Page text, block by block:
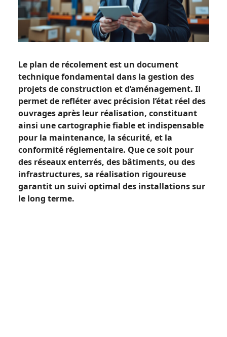
Le plan de récolement est un document
technique fondamental dans la gestion des
projets de construction et d’aménagement. Il
permet de refléter avec précision l’état réel des
ouvrages après leur réalisation, constituant
ainsi une cartographie fiable et indispensable
pour la maintenance, la sécurité, et la
conformité réglementaire. Que ce soit pour
des réseaux enterrés, des bâtiments, ou des
infrastructures, sa réalisation rigoureuse
garantit un suivi optimal des installations sur
le long terme.